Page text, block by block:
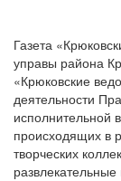
Газета
управы района
«Крюковские
деятельности
исполнительной
происходящих в
творческих